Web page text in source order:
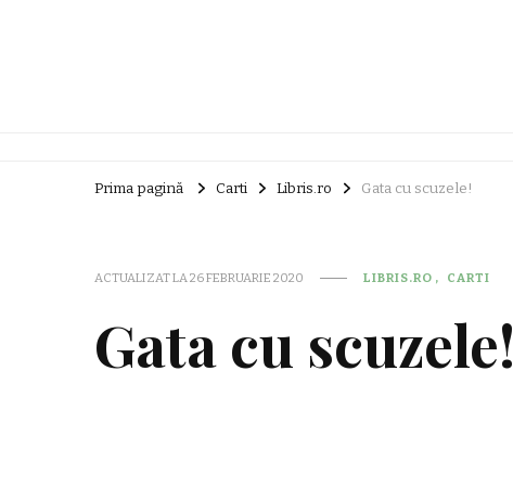
Prima pagină Carti Libris.ro Gata cu scuzele!
ACTUALIZAT LA 26 FEBRUARIE 2020 LIBRIS.RO CARTI
Gata cu scuzele!